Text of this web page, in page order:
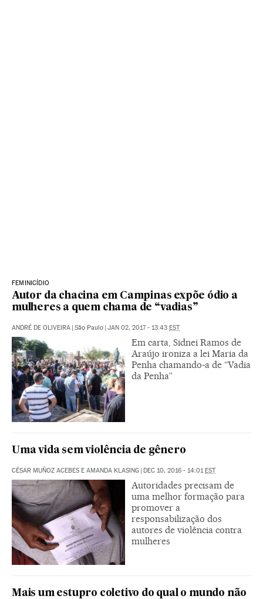
FEMINICÍDIO
Autor da chacina em Campinas expõe ódio a
mulheres a quem chama de “vadias”
ANDRÉ DE OLIVEIRA | São Paulo | JAN 02, 2017 - 13:43 EST
Em carta, Sidnei Ramos de
Araújo ironiza a lei Maria da
Penha chamando-a de “Vadia
da Penha”
Uma vida sem violência de gênero
CÉSAR MUÑOZ ACEBES E AMANDA KLASING | DEC 10, 2016 - 14:01EST
Autoridades precisam de
uma melhor formação para
promover a
responsabilização dos
autores de violência contra
mulheres
Mais um estupro coletivo do qual o mundo não